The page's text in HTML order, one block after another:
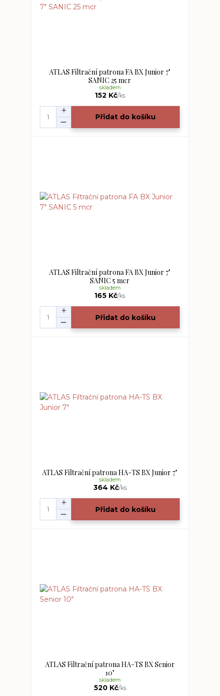
ATLAS Filtrační patrona FA BX Junior 7"
SANIC 25 mcr
152 Kč/ks
skladem
Přidat do košíku
ATLAS Filtrační patrona FA BX Junior 7"
SANIC 5 mcr
165 Kč/ks
skladem
Přidat do košíku
ATLAS Filtrační patrona HA-TS BX Junior 7"
364 Kč/ks
skladem
Přidat do košíku
ATLAS Filtrační patrona HA-TS BX Senior
10"
520 Kč/ks
skladem